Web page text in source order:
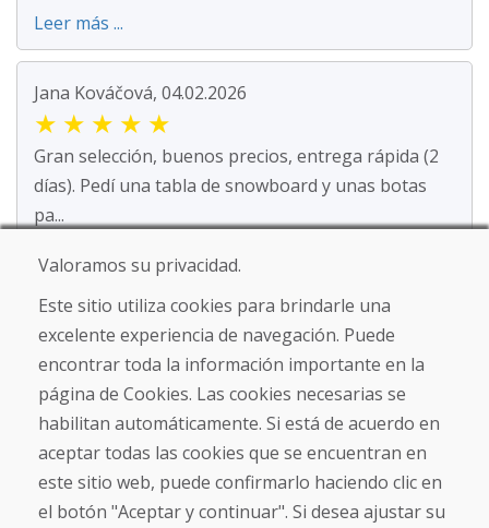
Leer más ...
Jana Kováčová, 04.02.2026
★ ★ ★ ★ ★
Gran selección, buenos precios, entrega rápida (2
días). Pedí una tabla de snowboard y unas botas
pa...
Leer más ...
SK Oker, 08.01.2026
★★★ ★★
puntualmente; su estado era tal como se describía.
Valoramos su privacidad.
Este sitio utiliza cookies para brindarle una
excelente experiencia de navegación. Puede
encontrar toda la información importante en la
página de Cookies. Las cookies necesarias se
habilitan automáticamente. Si está de acuerdo en
aceptar todas las cookies que se encuentran en
este sitio web, puede confirmarlo haciendo clic en
el botón "Aceptar y continuar". Si desea ajustar su